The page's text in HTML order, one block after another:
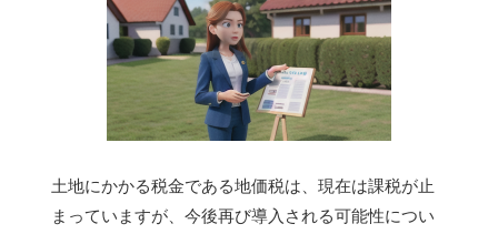
土地にかかる税金である地価税は、現在は課税が止
まっていますが、今後再び導入される可能性につい